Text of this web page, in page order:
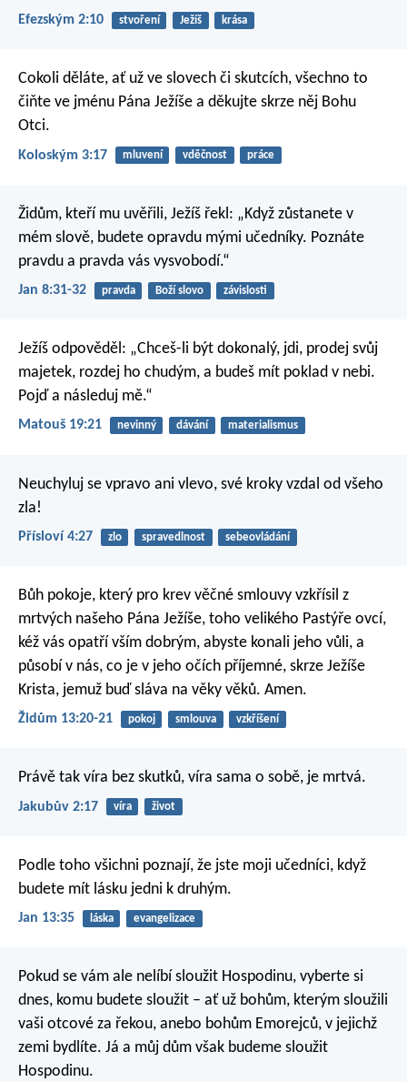
Efezským 2:10 stvoření Ježíš krása
Cokoli děláte, ať už ve slovech či skutcích, všechno to
čiňte ve jménu Pána Ježíše a děkujte skrze něj Bohu
Otci.
Koloským 3:17 mluvení vděčnost práce
Židům, kteří mu uvěřili, Ježíš řekl: „Když zůstanete v
mém slově, budete opravdu mými učedníky. Poznáte
pravdu a pravda vás vysvobodí.“
Jan 8:31-32 pravda Boží slovo závislosti
Ježíš odpověděl: „Chceš-li být dokonalý, jdi, prodej svůj
majetek, rozdej ho chudým, a budeš mít poklad v nebi.
Pojď a následuj mě.“
Matouš 19:21 nevinný dávání materialismus
Neuchyluj se vpravo ani vlevo, své kroky vzdal od všeho
zla!
Přísloví 4:27 zlo spravedlnost sebeovládání
Bůh pokoje, který pro krev věčné smlouvy vzkřísil z
mrtvých našeho Pána Ježíše, toho velikého Pastýře ovcí,
kéž vás opatří vším dobrým, abyste konali jeho vůli, a
působí v nás, co je v jeho očích příjemné, skrze Ježíše
Krista, jemuž buď sláva na věky věků. Amen.
Židům 13:20-21 pokoj smlouva vzkříšení
Právě tak víra bez skutků, víra sama o sobě, je mrtvá.
Jakubův 2:17 víra život
Podle toho všichni poznají, že jste moji učedníci, když
budete mít lásku jedni k druhým.
Jan 13:35 láska evangelizace
Pokud se vám ale nelíbí sloužit Hospodinu, vyberte si
dnes, komu budete sloužit – ať už bohům, kterým sloužili
vaši otcové za řekou, anebo bohům Emorejců, v jejichž
zemi bydlíte. Já a můj dům však budeme sloužit
Hospodinu.